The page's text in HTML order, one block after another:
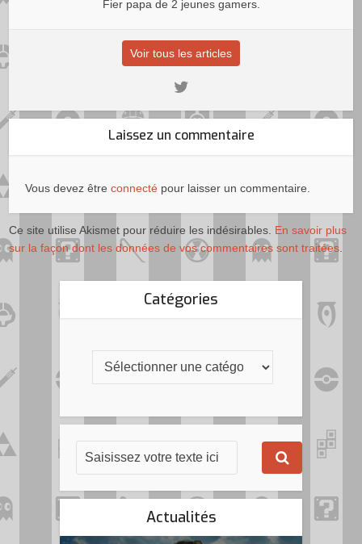
Fier papa de 2 jeunes gamers.
Voir tous les articles
Laissez un commentaire
Vous devez êtreconnecté pour laisser un commentaire.
Ce site utilise Akismet pour réduire les indésirables. En savoir plus
sur la façon dont les données de vos commentaires sont traitées.
Catégories
Actualités